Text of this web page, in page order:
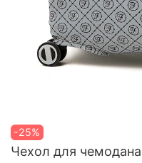
-25%
Чехол для чемодана